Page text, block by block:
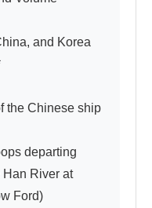
and Korea
the Chinese ship
departing
Han River at
Ford)